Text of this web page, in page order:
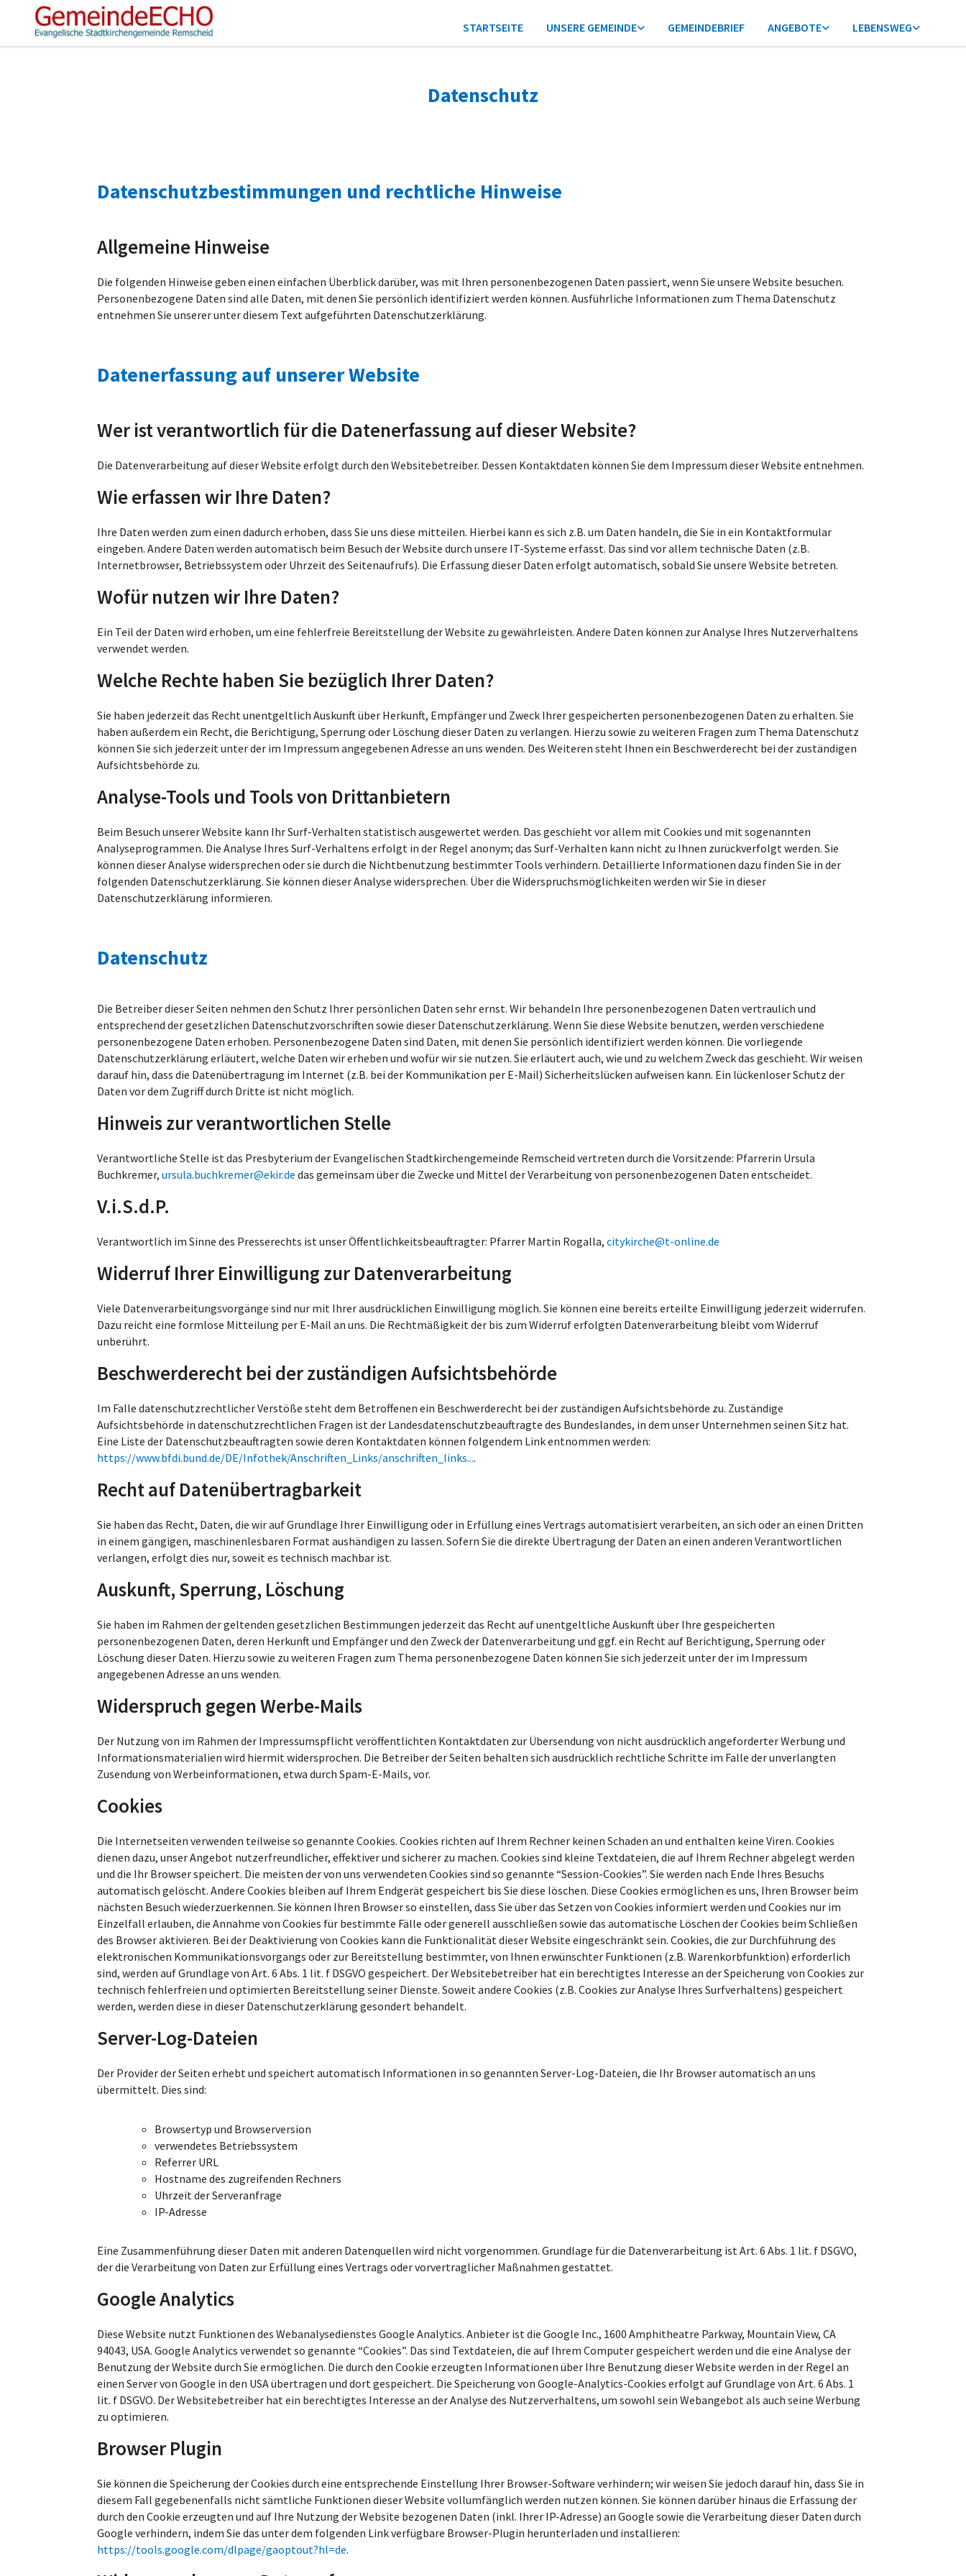
STARTSEITE UNSERE GEMEINDE GEMEINDEBRIEF ANGEBOTE LEBENSWEG
Datenschutz
Datenschutzbestimmungen und rechtliche Hinweise
Allgemeine Hinweise
Die folgenden Hinweise geben einen einfachen Überblick darüber, was mit Ihren personenbezogenen Daten passiert, wenn Sie unsere Website besuchen.
Personenbezogene Daten sind alle Daten, mit denen Sie persönlich identifiziert werden können. Ausführliche Informationen zum Thema Datenschutz
entnehmen Sie unserer unter diesem Text aufgeführten Datenschutzerklärung.
Datenerfassung auf unserer Website
Wer ist verantwortlich für die Datenerfassung auf dieser Website?
Die Datenverarbeitung auf dieser Website erfolgt durch den Websitebetreiber. Dessen Kontaktdaten können Sie dem Impressum dieser Website entnehmen.
Wie erfassen wir Ihre Daten?
Ihre Daten werden zum einen dadurch erhoben, dass Sie uns diese mitteilen. Hierbei kann es sich z.B. um Daten handeln, die Sie in ein Kontaktformular
eingeben. Andere Daten werden automatisch beim Besuch der Website durch unsere IT-Systeme erfasst. Das sind vor allem technische Daten (z.B.
Internetbrowser, Betriebssystem oder Uhrzeit des Seitenaufrufs). Die Erfassung dieser Daten erfolgt automatisch, sobald Sie unsere Website betreten.
Wofür nutzen wir Ihre Daten?
Ein Teil der Daten wird erhoben, um eine fehlerfreie Bereitstellung der Website zu gewährleisten. Andere Daten können zur Analyse Ihres Nutzerverhaltens
verwendet werden.
Welche Rechte haben Sie bezüglich Ihrer Daten?
Sie haben jederzeit das Recht unentgeltlich Auskunft über Herkunft, Empfänger und Zweck Ihrer gespeicherten personenbezogenen Daten zu erhalten. Sie
haben außerdem ein Recht, die Berichtigung, Sperrung oder Löschung dieser Daten zu verlangen. Hierzu sowie zu weiteren Fragen zum Thema Datenschutz
können Sie sich jederzeit unter der im Impressum angegebenen Adresse an uns wenden. Des Weiteren steht Ihnen ein Beschwerderecht bei der zuständigen
Aufsichtsbehörde zu.
Analyse-Tools und Tools von Drittanbietern
Beim Besuch unserer Website kann Ihr Surf-Verhalten statistisch ausgewertet werden. Das geschieht vor allem mit Cookies und mit sogenannten
Analyseprogrammen. Die Analyse Ihres Surf-Verhaltens erfolgt in der Regel anonym; das Surf-Verhalten kann nicht zu Ihnen zurückverfolgt werden. Sie
können dieser Analyse widersprechen oder sie durch die Nichtbenutzung bestimmter Tools verhindern. Detaillierte Informationen dazu finden Sie in der
folgenden Datenschutzerklärung. Sie können dieser Analyse widersprechen. Über die Widerspruchsmöglichkeiten werden wir Sie in dieser
Datenschutzerklärung informieren.
Datenschutz
Die Betreiber dieser Seiten nehmen den Schutz Ihrer persönlichen Daten sehr ernst. Wir behandeln Ihre personenbezogenen Daten vertraulich und
entsprechend der gesetzlichen Datenschutzvorschriften sowie dieser Datenschutzerklärung. Wenn Sie diese Website benutzen, werden verschiedene
personenbezogene Daten erhoben. Personenbezogene Daten sind Daten, mit denen Sie persönlich identifiziert werden können. Die vorliegende
Datenschutzerklärung erläutert, welche Daten wir erheben und wofür wir sie nutzen. Sie erläutert auch, wie und zu welchem Zweck das geschieht. Wir weisen
darauf hin, dass die Datenübertragung im Internet (z.B. bei der Kommunikation per E-Mail) Sicherheitslücken aufweisen kann. Ein lückenloser Schutz der
Daten vor dem Zugriff durch Dritte ist nicht möglich.
Hinweis zur verantwortlichen Stelle
Verantwortliche Stelle ist das Presbyterium der Evangelischen Stadtkirchengemeinde Remscheid vertreten durch die Vorsitzende: Pfarrerin Ursula
Buchkremer, ursula.buchkremer@ekir.de das gemeinsam über die Zwecke und Mittel der Verarbeitung von personenbezogenen Daten entscheidet.
V.i.S.d.P.
Verantwortlich im Sinne des Presserechts ist unser Öffentlichkeitsbeauftragter: Pfarrer Martin Rogalla, citykirche@t-online.de
Widerruf Ihrer Einwilligung zur Datenverarbeitung
Viele Datenverarbeitungsvorgänge sind nur mit Ihrer ausdrücklichen Einwilligung möglich. Sie können eine bereits erteilte Einwilligung jederzeit widerrufen.
Dazu reicht eine formlose Mitteilung per E-Mail an uns. Die Rechtmäßigkeit der bis zum Widerruf erfolgten Datenverarbeitung bleibt vom Widerruf
unberührt.
Beschwerderecht bei der zuständigen Aufsichtsbehörde
Im Falle datenschutzrechtlicher Verstöße steht dem Betroffenen ein Beschwerderecht bei der zuständigen Aufsichtsbehörde zu. Zuständige
Aufsichtsbehörde in datenschutzrechtlichen Fragen ist der Landesdatenschutzbeauftragte des Bundeslandes, in dem unser Unternehmen seinen Sitz hat.
Eine Liste der Datenschutzbeauftragten sowie deren Kontaktdaten können folgendem Link entnommen werden:
https://www.bfdi.bund.de/DE/Infothek/Anschriften_Links/anschriften_links....
Recht auf Datenübertragbarkeit
Sie haben das Recht, Daten, die wir auf Grundlage Ihrer Einwilligung oder in Erfüllung eines Vertrags automatisiert verarbeiten, an sich oder an einen Dritten
in einem gängigen, maschinenlesbaren Format aushändigen zu lassen. Sofern Sie die direkte Übertragung der Daten an einen anderen Verantwortlichen
verlangen, erfolgt dies nur, soweit es technisch machbar ist.
Auskunft, Sperrung, Löschung
Sie haben im Rahmen der geltenden gesetzlichen Bestimmungen jederzeit das Recht auf unentgeltliche Auskunft über Ihre gespeicherten
personenbezogenen Daten, deren Herkunft und Empfänger und den Zweck der Datenverarbeitung und ggf. ein Recht auf Berichtigung, Sperrung oder
Löschung dieser Daten. Hierzu sowie zu weiteren Fragen zum Thema personenbezogene Daten können Sie sich jederzeit unter der im Impressum
angegebenen Adresse an uns wenden.
Widerspruch gegen Werbe-Mails
Der Nutzung von im Rahmen der Impressumspflicht veröffentlichten Kontaktdaten zur Übersendung von nicht ausdrücklich angeforderter Werbung und
Informationsmaterialien wird hiermit widersprochen. Die Betreiber der Seiten behalten sich ausdrücklich rechtliche Schritte im Falle der unverlangten
Zusendung von Werbeinformationen, etwa durch Spam-E-Mails, vor.
Cookies
Die Internetseiten verwenden teilweise so genannte Cookies. Cookies richten auf Ihrem Rechner keinen Schaden an und enthalten keine Viren. Cookies
dienen dazu, unser Angebot nutzerfreundlicher, effektiver und sicherer zu machen. Cookies sind kleine Textdateien, die auf Ihrem Rechner abgelegt werden
und die Ihr Browser speichert. Die meisten der von uns verwendeten Cookies sind so genannte “Session-Cookies”. Sie werden nach Ende Ihres Besuchs
automatisch gelöscht. Andere Cookies bleiben auf Ihrem Endgerät gespeichert bis Sie diese löschen. Diese Cookies ermöglichen es uns, Ihren Browser beim
nächsten Besuch wiederzuerkennen. Sie können Ihren Browser so einstellen, dass Sie über das Setzen von Cookies informiert werden und Cookies nur im
Einzelfall erlauben, die Annahme von Cookies für bestimmte Fälle oder generell ausschließen sowie das automatische Löschen der Cookies beim Schließen
des Browser aktivieren. Bei der Deaktivierung von Cookies kann die Funktionalität dieser Website eingeschränkt sein. Cookies, die zur Durchführung des
elektronischen Kommunikationsvorgangs oder zur Bereitstellung bestimmter, von Ihnen erwünschter Funktionen (z.B. Warenkorbfunktion) erforderlich
sind, werden auf Grundlage von Art. 6 Abs. 1 lit. f DSGVO gespeichert. Der Websitebetreiber hat ein berechtigtes Interesse an der Speicherung von Cookies zur
technisch fehlerfreien und optimierten Bereitstellung seiner Dienste. Soweit andere Cookies (z.B. Cookies zur Analyse Ihres Surfverhaltens) gespeichert
werden, werden diese in dieser Datenschutzerklärung gesondert behandelt.
Server-Log-Dateien
Der Provider der Seiten erhebt und speichert automatisch Informationen in so genannten Server-Log-Dateien, die Ihr Browser automatisch an uns
übermittelt. Dies sind:
Browsertyp und Browserversion
verwendetes Betriebssystem
Referrer URL
Hostname des zugreifenden Rechners
Uhrzeit der Serveranfrage
IP-Adresse
Eine Zusammenführung dieser Daten mit anderen Datenquellen wird nicht vorgenommen. Grundlage für die Datenverarbeitung ist Art. 6 Abs. 1 lit. f DSGVO,
der die Verarbeitung von Daten zur Erfüllung eines Vertrags oder vorvertraglicher Maßnahmen gestattet.
Google Analytics
Diese Website nutzt Funktionen des Webanalysedienstes Google Analytics. Anbieter ist die Google Inc., 1600 Amphitheatre Parkway, Mountain View, CA
94043, USA. Google Analytics verwendet so genannte “Cookies”. Das sind Textdateien, die auf Ihrem Computer gespeichert werden und die eine Analyse der
Benutzung der Website durch Sie ermöglichen. Die durch den Cookie erzeugten Informationen über Ihre Benutzung dieser Website werden in der Regel an
einen Server von Google in den USA übertragen und dort gespeichert. Die Speicherung von Google-Analytics-Cookies erfolgt auf Grundlage von Art. 6 Abs. 1
lit. f DSGVO. Der Websitebetreiber hat ein berechtigtes Interesse an der Analyse des Nutzerverhaltens, um sowohl sein Webangebot als auch seine Werbung
zu optimieren.
Browser Plugin
Sie können die Speicherung der Cookies durch eine entsprechende Einstellung Ihrer Browser-Software verhindern; wir weisen Sie jedoch darauf hin, dass Sie in
diesem Fall gegebenenfalls nicht sämtliche Funktionen dieser Website vollumfänglich werden nutzen können. Sie können darüber hinaus die Erfassung der
durch den Cookie erzeugten und auf Ihre Nutzung der Website bezogenen Daten (inkl. Ihrer IP-Adresse) an Google sowie die Verarbeitung dieser Daten durch
Google verhindern, indem Sie das unter dem folgenden Link verfügbare Browser-Plugin herunterladen und installieren:
https://tools.google.com/dlpage/gaoptout?hl=de.